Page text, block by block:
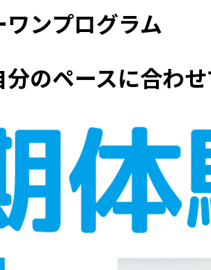
ワンプログラム
のペースに合わ